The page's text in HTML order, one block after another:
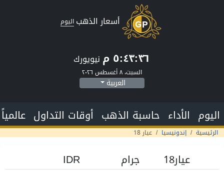
أسعار الذهب اليوم
٥:٤٣:٣٧ م نيويورك
السبت، ٨ أغسطس ٢٠٢٦
العربية
اليوم الأداء حاسبة الذهب أوقات التداول عالمياً
الرئيسية إندونيسيا عيار 18